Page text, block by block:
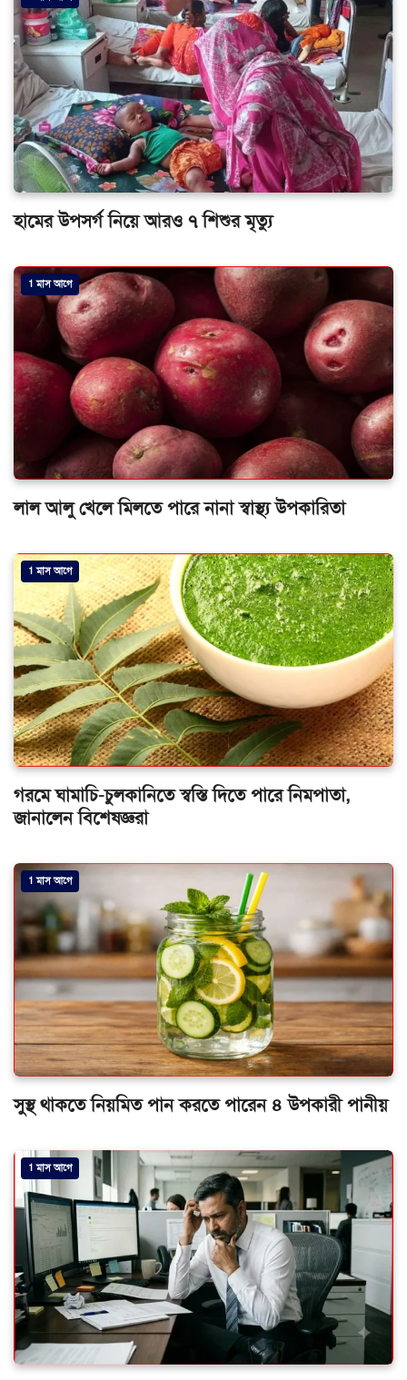
হামের উপসর্গ নিয়ে আরও ৭ শিশুর মৃত্যু
1 মাস আগে
লাল আলু খেলে মিলতে পারে নানা স্বাস্থ্য উপকারিতা
1 মাস আগে
গরমে ঘামাচি-চুলকানিতে স্বস্তি দিতে পারে নিমপাতা,
জানালেন বিশেষজ্ঞরা
1 মাস আগে
সুস্থ থাকতে নিয়মিত পান করতে পারেন ৪ উপকারী পানীয়
1 মাস আগে